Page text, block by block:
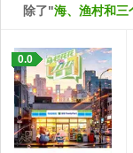
除了"海、渔村和三
0.0